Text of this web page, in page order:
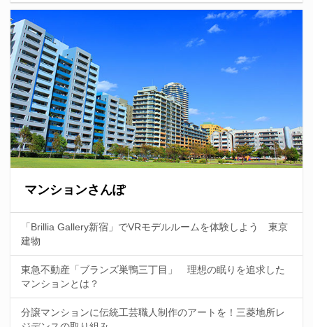
マンションさんぽ
「Brillia Gallery新宿」でVRモデルルームを体験しよう 東京
建物
東急不動産「ブランズ巣鴨三丁目」 理想の眠りを追求した
マンションとは？
分譲マンションに伝統工芸職人制作のアートを！三菱地所レ